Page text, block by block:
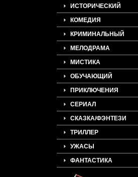
ИСТОРИЧЕСКИЙ
КОМЕДИЯ
КРИМИНАЛЬНЫЙ
МЕЛОДРАМА
МИСТИКА
ОБУЧАЮЩИЙ
ПРИКЛЮЧЕНИЯ
СЕРИАЛ
СКАЗКА/ФЭНТЕЗИ
ТРИЛЛЕР
УЖАСЫ
ФАНТАСТИКА